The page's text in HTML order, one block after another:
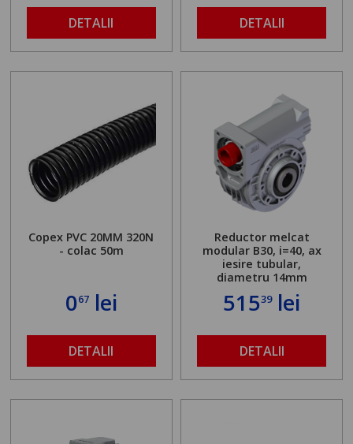
DETALII DETALII
Copex PVC 20MM 320N
- colac 50m
067lei
DETALII
Reductor melcat
modular B30, i=40, ax
iesire tubular,
diametru 14mm
51539lei
DETALII